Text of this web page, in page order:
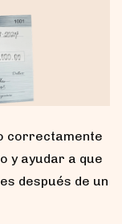
correctamente
y ayudar a que
después de un